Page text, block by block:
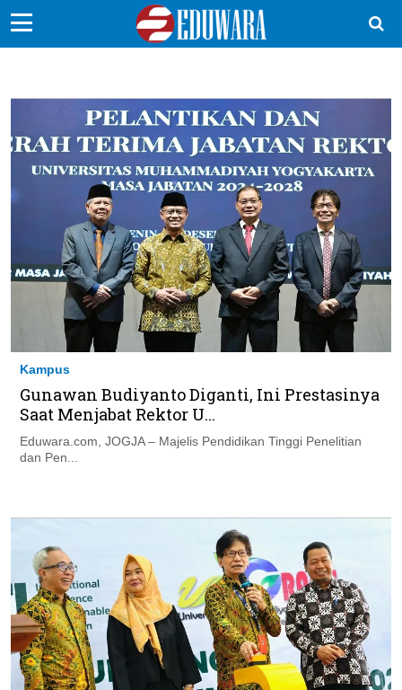
Vokasi
Kampus
EduDana
Ikuti Kami di:
Kampus
Gunawan Budiyanto Diganti, Ini Prestasinya
Saat Menjabat Rektor U...
Eduwara.com, JOGJA – Majelis Pendidikan Tinggi Penelitian
dan Pen...